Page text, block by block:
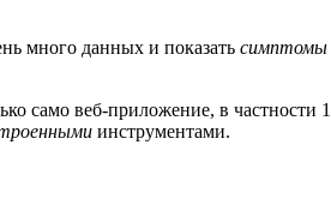
много данных и показать симптомы
само веб-приложение, в частности
инструментами.